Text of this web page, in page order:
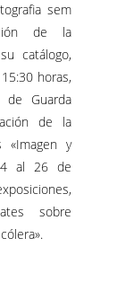
sem
de la
catálogo,
horas,
Guarda
de la
«Imagen y
al 26 de
sobre